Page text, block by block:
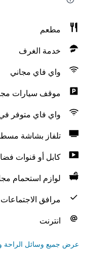
مطعم
خدمة الغرف
واي فاي مجاني
موقف سيارات
واي فاي متوفر
تلفاز بشاشة
كابل أو قنوات
لوازم استحمام
مرافق الاجتماعات
انترنت
عرض جميع وسائل الراحة